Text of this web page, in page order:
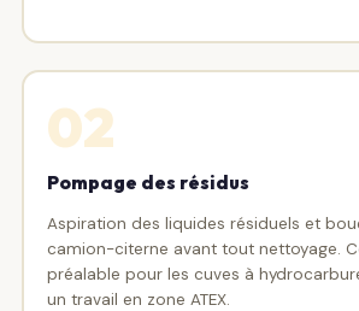
02
Pompage des résidus
Aspiration des liquides résiduels et
camion-citerne avant tout nettoyage.
préalable pour les cuves à
un travail en zone ATEX.